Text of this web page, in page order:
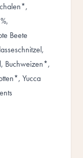
Beete
Buchweizen*,
Yucca